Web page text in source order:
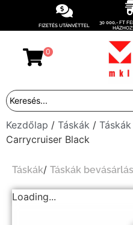
FIZETÉS UTÁNVÉTTEL
30 000,- FT
0
Kezdőlap / Táskák /
Carrycruiser Black
Táskák/ Táskák
Loading...